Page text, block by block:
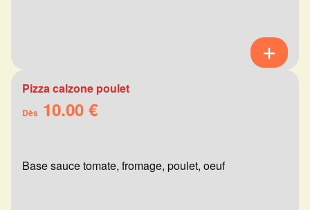
Pizza calzone poulet
Dès 10.00 €
Base sauce tomate, fromage, poulet, oeuf